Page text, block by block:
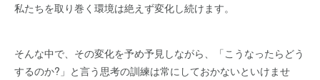
私たちを取り巻く環境は絶えず変化し続けます。
そんな中で、その変化を予め予見しながら、「こうなったらどう
するのか?」と言う思考の訓練は常にしておかないといけませ